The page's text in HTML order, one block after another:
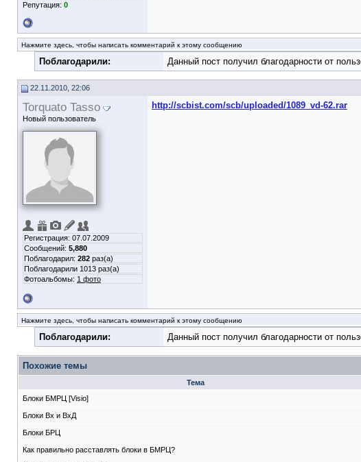
Репутация: 0
Нажмите здесь, чтобы написать комментарий к этому сообщению
Поблагодарили: Данный пост получил благодарности от
22.11.2010, 22:06
Torquato Tasso
Новый пользователь
Регистрация: 07.07.2009
Сообщений: 5,880
Поблагодарил: 282 раз(а)
Поблагодарили 1013 раз(а)
Фотоальбомы: 1 фото
http://scbist.com/scb/uploaded/1089_vd-62.rar
Нажмите здесь, чтобы написать комментарий к этому сообщению
Поблагодарили: Данный пост получил благодарности от
Похожие темы
Тема
Блоки БМРЦ [Visio]
Блоки Вх и ВхД
Блоки БРЦ
Как правильно расставлять блоки в БМРЦ?